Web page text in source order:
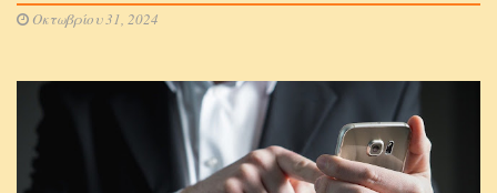
Οκτωβρίου 31, 2024